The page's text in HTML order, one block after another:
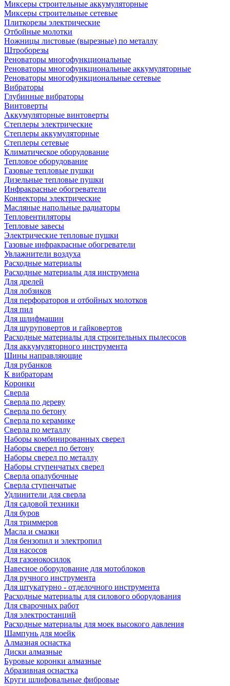
Миксеры строительные аккумуляторные
Миксеры строительные сетевые
Плиткорезы электрические
Отбойные молотки
Ножницы листовые (вырезные) по металлу
Штроборезы
Реноваторы многофункциональные
Реноваторы многофункциональные аккумуляторные
Реноваторы многофункциональные сетевые
Вибраторы
Глубинные вибраторы
Винтоверты
Аккумуляторные винтоверты
Степлеры электрические
Степлеры аккумуляторные
Степлеры сетевые
Климатическое оборудование
Тепловое оборудование
Газовые тепловые пушки
Дизельные тепловые пушки
Инфракрасные обогреватели
Конвекторы электрические
Масляные напольные радиаторы
Тепловентиляторы
Тепловые завесы
Электрические тепловые пушки
Газовые инфракрасные обогреватели
Увлажнители воздуха
Расходные материалы
Расходные материалы для инструмена
Для дрелей
Для лобзиков
Для перфораторов и отбойных молотков
Для пил
Для шлифмашин
Для шуруповертов и гайковертов
Расходные материалы для строительных пылесосов
Для аккумуляторного инструмента
Шины направляющие
Для рубанков
К вибраторам
Коронки
Сверла
Сверла по дереву
Сверла по бетону
Сверла по керамике
Сверла по металлу
Наборы комбинированных сверел
Наборы сверел по бетону
Наборы сверел по металлу
Наборы ступенчатых сверел
Сверла опалубочные
Сверла ступенчатые
Удлинители для сверла
Для садовой техники
Для буров
Для триммеров
Масла и смазки
Для бензопил и электропил
Для насосов
Для газонокосилок
Навесное оборудование для мотоблоков
Для ручного инструмента
Для штукатурно - отделочного инструмента
Расходные материалы для силового оборудования
Для сварочных работ
Для электростанций
Расходные материалы для моек высокого давления
Шампунь для моейк
Алмазная оснастка
Диски алмазные
Буровые коронки алмазные
Абразивная оснастка
Круги шлифовальные фибровые